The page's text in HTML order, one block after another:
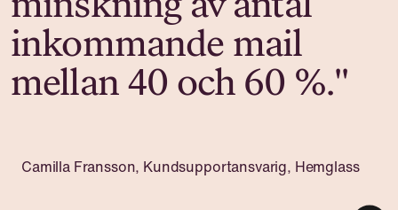
inkommande mail
mellan 40 och 60 %."
Camilla Fransson, Kundsupportansvarig, Hemglass